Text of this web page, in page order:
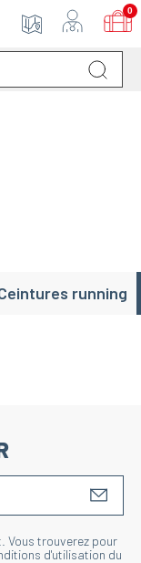
running
Vous trouverez pour
d'utilisation du
0